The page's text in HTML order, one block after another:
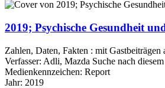
2019; Psychische Gesundheit
Zahlen, Daten, Fakten : mit
Verfasser: Adli, Mazda Suche nach
Medienkennzeichen: Report
Jahr: 2019